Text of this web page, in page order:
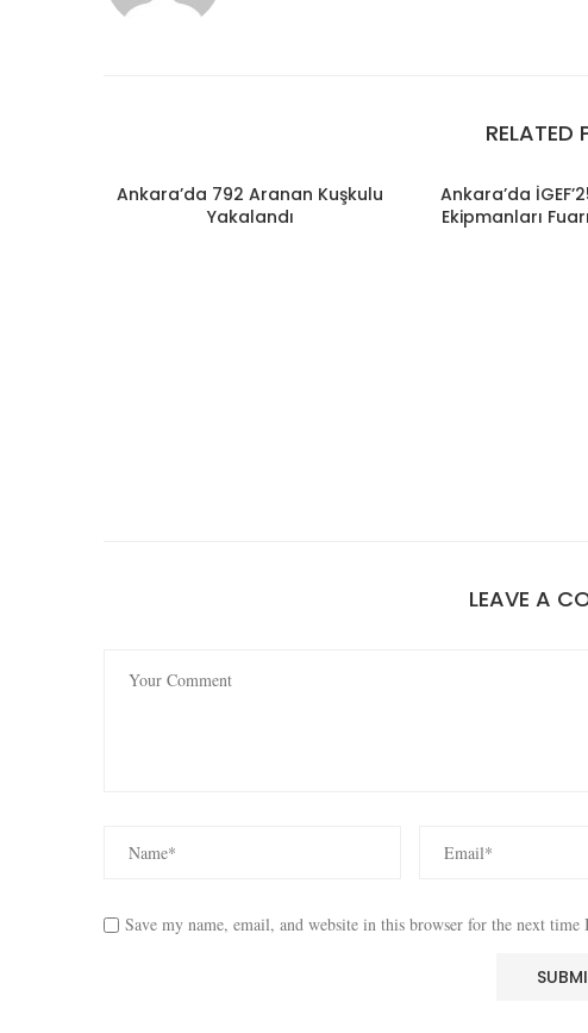
RELATED
Ankara’da 792 Aranan Kuşkulu
Yakalandı
Ankara’da
Ekipmanları
LEAVE A
Save my name, email, and website in this browser for the next time